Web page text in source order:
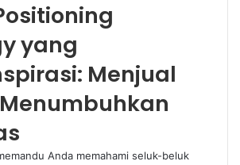
yang
Menjual
Anda memahami seluk-beluk